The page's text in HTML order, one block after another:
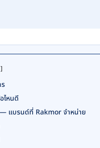
ไหนดี
แบรนด์ที่ Rakmor จำหน่าย